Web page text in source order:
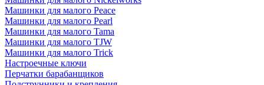
Машинки для малого Peace
Машинки для малого Pearl
Машинки для малого Tama
Машинки для малого TJW
Машинки для малого Trick
Настроечные ключи
Перчатки барабанщиков